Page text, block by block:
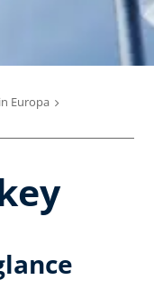
Europa